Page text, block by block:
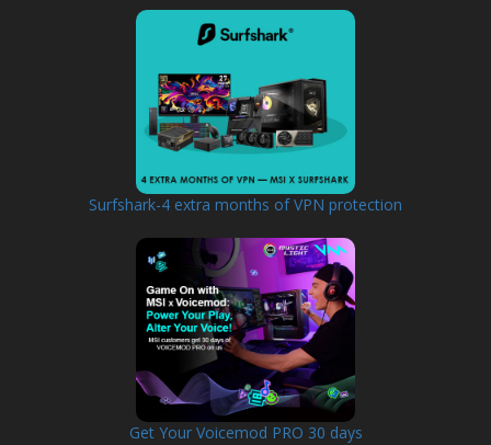
Surfshark-4 extra months of VPN protection
Get Your Voicemod PRO 30 days